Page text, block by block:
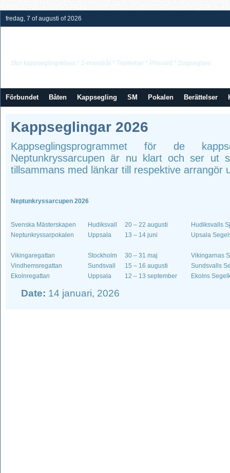
fredag, 7 of augusti of 2026
Stor kappseglingsklass * 2-mansbåt * Trailerbar * Prisvärd * Dagseglare
Förbundet Båten Kappsegling SM Pokalen Berättelser
Kappseglingar 2026
Kappseglingsprogrammet för de
Neptunkryssarcupen är nu klart och ser ut
tillsammans med länkar till respektive arrangör
Neptunkryssarcupen 2026
Svenska Mästerskapen Hudiksvall 20 – 22 augusti
Hudiksvalls
Neptunkryssarpokalen
Uppsala 13 – 14 juni Upsala
Vikingaregattan Stockholm 30 – 31 maj
Vikingarnas
Vindhemsregattan
Sundsvall 15 – 16 augusti
Sundsvalls
Ekolnregattan
Uppsala 12 – 13 september Ekolns
Date: 14 januari, 2026